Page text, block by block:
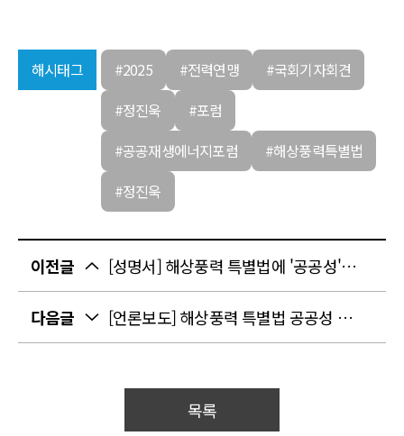
해시태그 #2025 #전력연맹
#국회기자회견
#정진욱
#포럼
#공공재생에너지포럼
#해상풍력특별법
#정진욱
이전글 [성명서] 해상풍력 특별법에 '공공성'과 '정의로운 전환'을 담다!
다음글 [언론보도] 해상풍력 특별법 공공성 보장 촉구 기자회견
목록